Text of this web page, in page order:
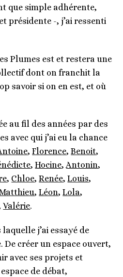
que simple adhérente,
présidente -, j’ai ressenti
Plumes est et restera une
dont on franchit la
savoir si on en est, et où
au fil des années par des
avec qui j’ai eu la chance
,Florence,Benoit,
,Hocine,Antonin,
, Chloe,Renée,Louis,
,Léon,Lola,
Valérie.
j’ai essayé de
De créer un espace ouvert,
avec ses projets et
de débat,